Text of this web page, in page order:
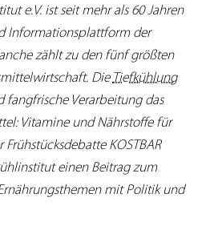
e.V. ist seit mehr als 60 Jahren
Informationsplattform der
zählt zu den fünf größten
Die Tiefkühlung
Verarbeitung das
Vitamine und Nährstoffe für
KOSTBAR
einen Beitrag zum
mit Politik und